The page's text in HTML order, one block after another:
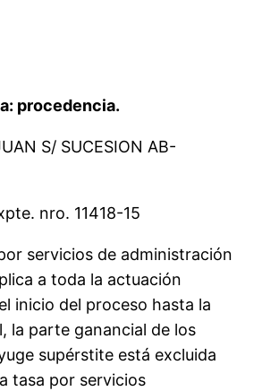
procedencia.
S/ SUCESION AB-
nro. 11418-15
servicios de administración
a toda la actuación
inicio del proceso hasta la
la parte ganancial de los
supérstite está excluida
tasa por servicios